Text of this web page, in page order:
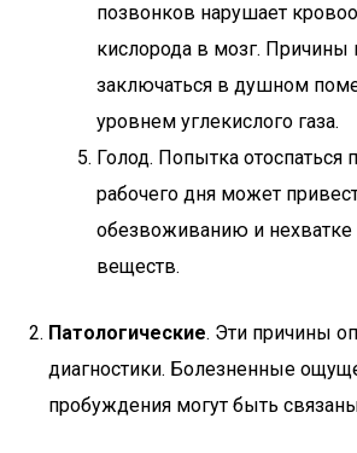
позвонков нарушает
кислорода в мозг. Причины
заключаться в душном
уровнем углекислого газа.
Голод. Попытка отоспаться
рабочего дня может
обезвоживанию и нехватке
веществ.
Патологические. Эти причины
диагностики. Болезненные
пробуждения могут быть